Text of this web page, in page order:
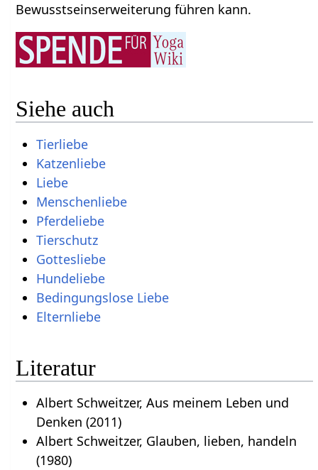
Bewusstseinserweiterung führen kann.
Siehe auch
Tierliebe
Katzenliebe
Liebe
Menschenliebe
Pferdeliebe
Tierschutz
Gottesliebe
Hundeliebe
Bedingungslose Liebe
Elternliebe
Literatur
Albert Schweitzer, Aus meinem Leben und
Denken (2011)
Albert Schweitzer, Glauben, lieben, handeln
(1980)